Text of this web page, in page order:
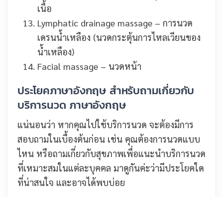
เนื้อ
Lymphatic drainage massage – การนวด
เดรนน้ำเหลือง (นวดกระตุ้นการไหลเวียนของ
น้ำเหลือง)
Facial massage – นวดหน้า
ประโยคภาษาอังกฤษ สำหรับถามเกี่ยวกับ
บริการนวด ภาษาอังกฤษ
แน่นอนว่า หากคุณไปใช้บริการนวด จะต้องมีการ
สอบถามในเบื้องต้นก่อน เช่น คุณต้องการนวดแบบ
ไหน หรือถามเกี่ยวกับสุขภาพเพื่อแนะนำบริการนวด
ที่เหมาะสมในแต่ละบุคคล มาดูกันค่ะว่ามีประโยคใด
ที่น่าสนใจ และอาจได้พบบ่อย